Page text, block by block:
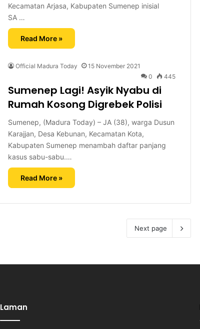
Kecamatan Arjasa, Kabupaten Sumenep inisial
SA …
Read More »
Official Madura Today
15 November 2021
0
445
Sumenep Lagi! Asyik Nyabu di
Rumah Kosong Digrebek Polisi
Sumenep, (Madura Today) – JA (38), warga Dusun
Karajjan, Desa Kebunan, Kecamatan Kota,
Kabupaten Sumenep menambah daftar panjang
kasus sabu-sabu.…
Read More »
Next page
Laman